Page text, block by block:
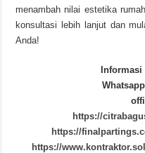
menambah nilai estetika
konsultasi lebih lanjut dan
Anda!
https://
https://
https://